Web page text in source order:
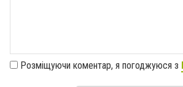
Розміщуючи коментар, я погоджуюся з